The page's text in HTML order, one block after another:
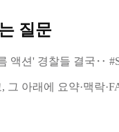
질문
액션' 경찰들 결국‥
아래에 요약·맥락